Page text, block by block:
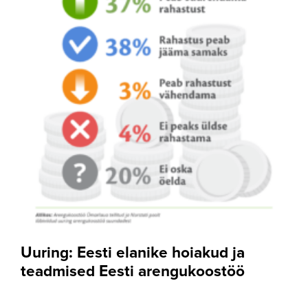
Uuring: Eesti elanike hoiakud ja
teadmised Eesti arengukoostöö